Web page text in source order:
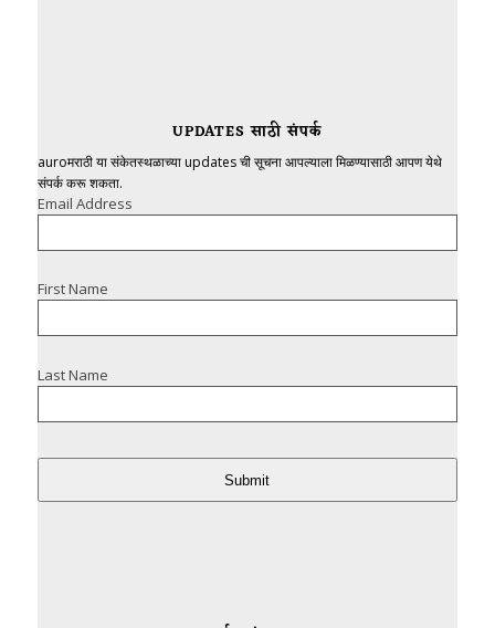
UPDATES साठी संपर्क
auroमराठी या संकेतस्थळाच्या updates ची सूचना आपल्याला मिळण्यासाठी आपण येथे
संपर्क करू शकता.
Email Address
First Name
Last Name
Submit